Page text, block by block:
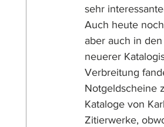
sehr
Auch heute
aber auch in
neuerer
Verbreitung
Notgeldscheine
Kataloge von
Zitierwerke,